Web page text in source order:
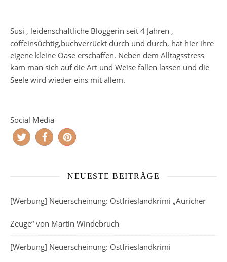
Susi , leidenschaftliche Bloggerin seit 4 Jahren ,
coffeinsüchtig,buchverrückt durch und durch, hat hier ihre
eigene kleine Oase erschaffen. Neben dem Alltagsstress
kam man sich auf die Art und Weise fallen lassen und die
Seele wird wieder eins mit allem.
Social Media
NEUESTE BEITRÄGE
[Werbung] Neuerscheinung: Ostfrieslandkrimi „Auricher
Zeuge“ von Martin Windebruch
[Werbung] Neuerscheinung: Ostfrieslandkrimi